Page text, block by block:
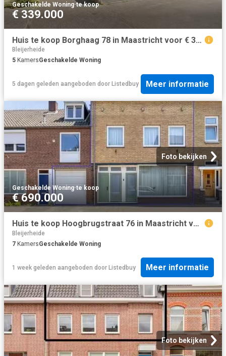
Geschakelde Woning·te koop
€ 339.000
Huis te koop Borghaag 78 in Maastricht voor € 339.000
Bleijerheide
5 KamersGeschakelde Woning
5 dagen geleden aangeboden door Listedbuy Meer informatie
Foto bekijken
Geschakelde Woning·te koop
€ 690.000
Huis te koop Hoogbrugstraat 76 in Maastricht voor € 690.000
Bleijerheide
7 KamersGeschakelde Woning
1 week geleden aangeboden door Listedbuy Meer informatie
Foto bekijken